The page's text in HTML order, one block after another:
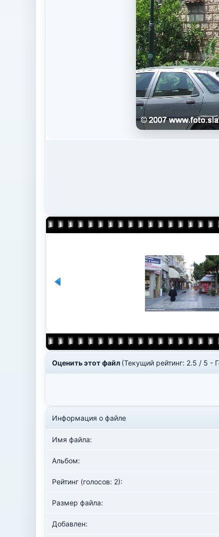
Оценить этот файл (Текущий рейтинг: 2.5 / 5 -
Информация о файле
Имя файла:
Альбом:
Рейтинг (голосов: 2):
Размер файла:
Добавлен: